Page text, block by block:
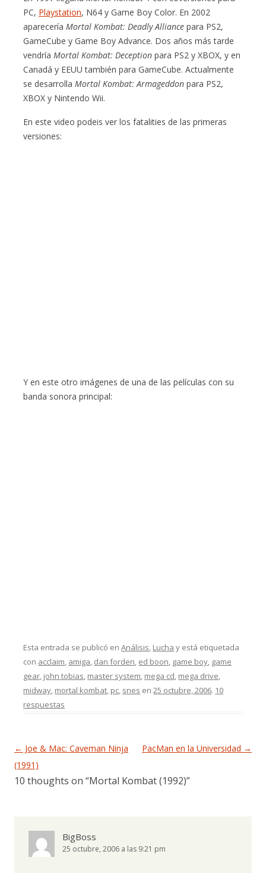
PC, Playstation, N64 y Game Boy Color. En 2002
aparecería Mortal Kombat: Deadly Alliance para PS2,
GameCube y Game Boy Advance. Dos años más tarde
vendría Mortal Kombat: Deception para PS2 y XBOX, y en
Canadá y EEUU también para GameCube. Actualmente
se desarrolla Mortal Kombat: Armageddon para PS2,
XBOX y Nintendo Wii.
En este video podeis ver los fatalities de las primeras
versiones:
Y en este otro imágenes de una de las películas con su
banda sonora principal:
Esta entrada se publicó enAnálisis, Lucha y está etiquetada
con acclaim, amiga, dan forden, ed boon, game boy, game
gear, john tobias, master system, mega cd, mega drive,
midway, mortal kombat, pc, snes en25 octubre, 2006. 10
respuestas
Navegación de entradas
← Joe & Mac: Caveman Ninja
(1991)
PacMan en la Universidad →
10 thoughts on “Mortal Kombat (1992)”
BigBoss
25 octubre, 2006 a las 9:21 pm